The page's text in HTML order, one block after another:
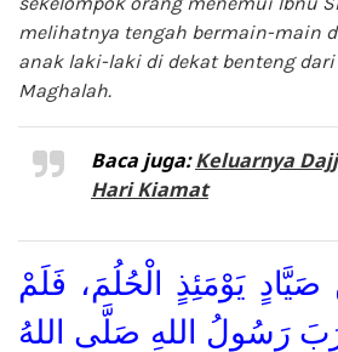
melihatnya tengah bermain-main
anak laki-laki di dekat benteng
Maghalah.
Baca juga:Keluarnya
Hari Kiamat
يَوْمَئِذٍ الْحُلُمَ، فَلَمْ
رَسُولُ اللهِ صَلَّى اللهُ